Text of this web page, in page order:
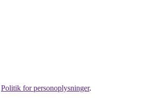
Politik for personoplysninger.